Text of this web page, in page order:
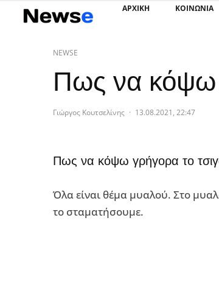
ΑΡΧΙΚΗ ΚΟΙΝΩΝΙΑ
NEWSE
Πως να κόψω
Γιώργος Κουτσελίνης · 13.08.2021, 22:47
Πως να κόψω γρήγορα το
Όλα είναι θέμα μυαλού. Στο
το σταματήσουμε.